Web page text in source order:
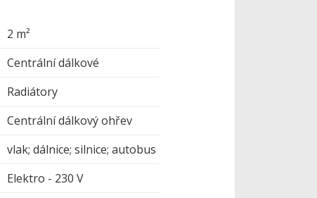
2 m²
Centrální dálkové
Radiátory
Centrální dálkový ohřev
vlak; dálnice; silnice; autobus
Elektro - 230 V